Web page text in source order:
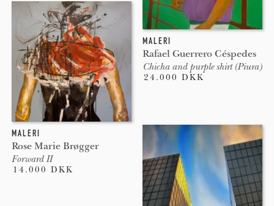
MALERI
Rose Marie Brøgger
Forward II
14.000 DKK
MALERI
Rafael Guerrero Céspedes
Chicha and purple shirt (Piura)
24.000 DKK